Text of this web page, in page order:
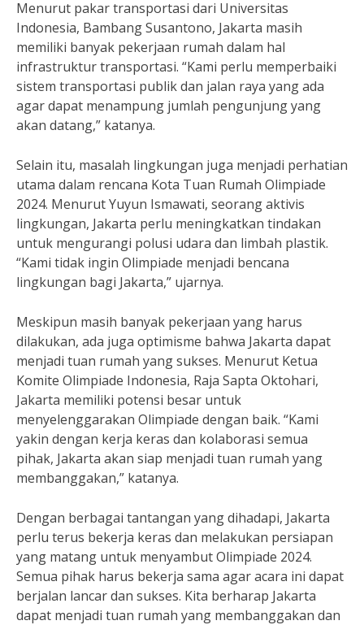
Menurut pakar transportasi dari Universitas
Indonesia, Bambang Susantono, Jakarta masih
memiliki banyak pekerjaan rumah dalam hal
infrastruktur transportasi. “Kami perlu memperbaiki
sistem transportasi publik dan jalan raya yang ada
agar dapat menampung jumlah pengunjung yang
akan datang,” katanya.
Selain itu, masalah lingkungan juga menjadi perhatian
utama dalam rencana Kota Tuan Rumah Olimpiade
2024. Menurut Yuyun Ismawati, seorang aktivis
lingkungan, Jakarta perlu meningkatkan tindakan
untuk mengurangi polusi udara dan limbah plastik.
“Kami tidak ingin Olimpiade menjadi bencana
lingkungan bagi Jakarta,” ujarnya.
Meskipun masih banyak pekerjaan yang harus
dilakukan, ada juga optimisme bahwa Jakarta dapat
menjadi tuan rumah yang sukses. Menurut Ketua
Komite Olimpiade Indonesia, Raja Sapta Oktohari,
Jakarta memiliki potensi besar untuk
menyelenggarakan Olimpiade dengan baik. “Kami
yakin dengan kerja keras dan kolaborasi semua
pihak, Jakarta akan siap menjadi tuan rumah yang
membanggakan,” katanya.
Dengan berbagai tantangan yang dihadapi, Jakarta
perlu terus bekerja keras dan melakukan persiapan
yang matang untuk menyambut Olimpiade 2024.
Semua pihak harus bekerja sama agar acara ini dapat
berjalan lancar dan sukses. Kita berharap Jakarta
dapat menjadi tuan rumah yang membanggakan dan